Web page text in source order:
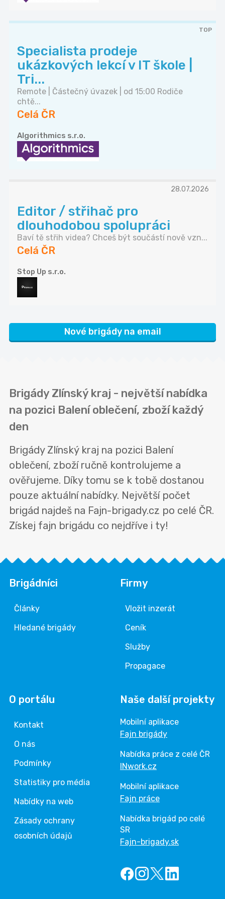
TOP
Specialista prodeje
ukázkových lekcí v IT škole |
Tri...
Remote | Částečný úvazek | od 15:00 Rodiče
chtě...
Celá ČR
Algorithmics s.r.o.
28.07.2026
Editor / střihač pro
dlouhodobou spolupráci
Baví tě střih videa? Chceš být součástí nově vzn...
Celá ČR
Stop Up s.r.o.
Nové brigády na email
Brigády Zlínský kraj - největší nabídka
na pozici Balení oblečení, zboží každý
den
Brigády Zlínský kraj na pozici Balení
oblečení, zboží ručně kontrolujeme a
ověřujeme. Díky tomu se k tobě dostanou
pouze aktuální nabídky. Největší počet
brigád najdeš na Fajn-brigady.cz po celé ČR.
Získej fajn brigádu co nejdříve i ty!
Brigádníci
Články
Hledané brigády
Firmy
Vložit inzerát
Ceník
Služby
Propagace
O portálu
Kontakt
O nás
Podmínky
Statistiky pro média
Nabídky na web
Zásady ochrany
osobních údajů
Naše další projekty
Mobilní aplikace
Fajn brigády
Nabídka práce z celé ČR
INwork.cz
Mobilní aplikace
Fajn práce
Nabídka brigád po celé
SR
Fajn-brigady.sk